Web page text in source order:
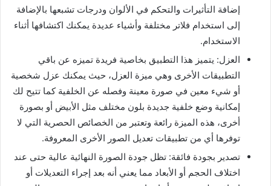
إضافة التأثيرات والتحكم في الألوان ودرجات تشبعها بالإضافة
إلى استخدام فلاتر مختلفة وأشياء عديدة يمكنك اكتشافها أثناء
الاستخدام.
العزل: يتميز هذا التطبيق بخاصية فريدة تميزه عن باقي
التطبيقات الأخرى وهي ميزة العزل، حيث يمكنك عزل شخصية
أو شيء معين في صورة معينة وفصله عن الخلفية كما تتيح لك
إمكانية وضع خلفية جديدة بلون مختلف مثل الأبيض أو بصورة
أخرى، هذه الميزة رائعة وتعتبر من الخصائص الحصرية التي لا
توفرها أي من تطبيقات تعديل الصور الأخرى المعروفة.
تصدير بجودة فائقة: تظل جودة الصورة النهائية عالية حتى عند
اختلاف الحجم أو الأبعاد مما يعني أنه بعد إجراء التعديلات أو